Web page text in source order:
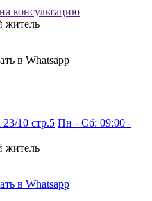
консультацию
в Whatsapp
10 стр.5 Пн - Сб: 09:00 -
в Whatsapp